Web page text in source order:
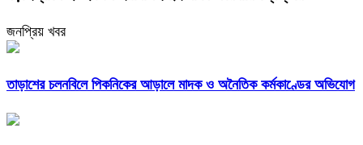
জনপ্রিয় খবর
তাড়াশের চলনবিলে পিকনিকের আড়ালে মাদক ও অনৈতিক কর্মকাণ্ডের অভিযোগ